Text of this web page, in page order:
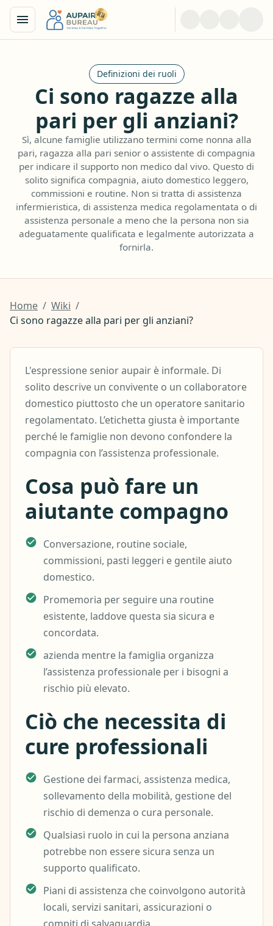
Definizioni dei ruoli
Ci sono ragazze alla
pari per gli anziani?
Sì, alcune famiglie utilizzano termini come nonna alla
pari, ragazza alla pari senior o assistente di compagnia
per indicare il supporto non medico dal vivo. Questo di
solito significa compagnia, aiuto domestico leggero,
commissioni e routine. Non si tratta di assistenza
infermieristica, di assistenza medica regolamentata o di
assistenza personale a meno che la persona non sia
adeguatamente qualificata e legalmente autorizzata a
fornirla.
Home / Wiki /
Ci sono ragazze alla pari per gli anziani?
L'espressione senior aupair è informale. Di
solito descrive un convivente o un collaboratore
domestico piuttosto che un operatore sanitario
regolamentato. L’etichetta giusta è importante
perché le famiglie non devono confondere la
compagnia con l’assistenza professionale.
Cosa può fare un
aiutante compagno
Conversazione, routine sociale,
commissioni, pasti leggeri e gentile aiuto
domestico.
Promemoria per seguire una routine
esistente, laddove questa sia sicura e
concordata.
azienda mentre la famiglia organizza
l’assistenza professionale per i bisogni a
rischio più elevato.
Ciò che necessita di
cure professionali
Gestione dei farmaci, assistenza medica,
sollevamento della mobilità, gestione del
rischio di demenza o cura personale.
Qualsiasi ruolo in cui la persona anziana
potrebbe non essere sicura senza un
supporto qualificato.
Piani di assistenza che coinvolgono autorità
locali, servizi sanitari, assicurazioni o